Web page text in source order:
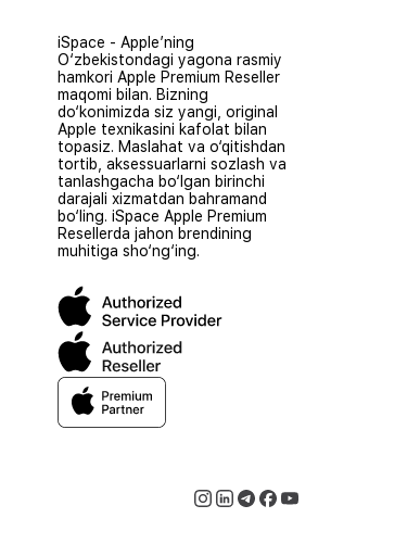
iSpace - Apple’ning
O‘zbekistondagi yagona rasmiy
hamkori Apple Premium Reseller
maqomi bilan. Bizning
do‘konimizda siz yangi, original
Apple texnikasini kafolat bilan
topasiz. Maslahat va o‘qitishdan
tortib, aksessuarlarni sozlash va
tanlashgacha bo‘lgan birinchi
darajali xizmatdan bahramand
bo‘ling. iSpace Apple Premium
Resellerda jahon brendining
muhitiga sho‘ng‘ing.